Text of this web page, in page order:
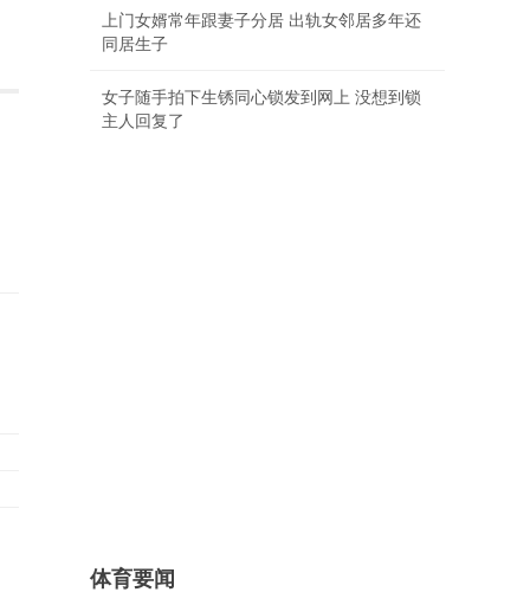
上门女婿常年跟妻子分居 出轨女邻居多年还
同居生子
女子随手拍下生锈同心锁发到网上 没想到锁
主人回复了
体育要闻